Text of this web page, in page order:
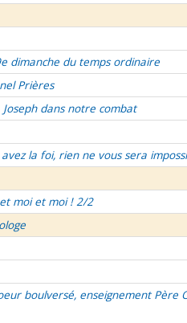
dimanche du temps ordinaire
Prières
Joseph dans notre combat
la foi, rien ne vous sera
moi et moi ! 2/2
boulversé, enseignement Père